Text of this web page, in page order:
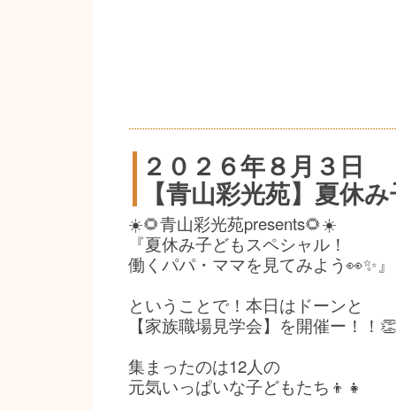
２０２６年８月３日
【青山彩光苑】夏休
☀️🌻青山彩光苑presents🌻☀️
『夏休み子どもスペシャル！
働くパパ・ママを見てみよう👀✨』
ということで！本日はドーンと
【家族職場見学会】を開催ー！！
集まったのは12人の
元気いっぱいな子どもたち👦👧